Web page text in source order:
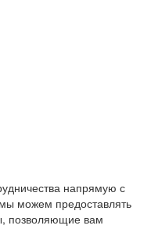
напрямую с
можем предоставлять
позволяющие вам